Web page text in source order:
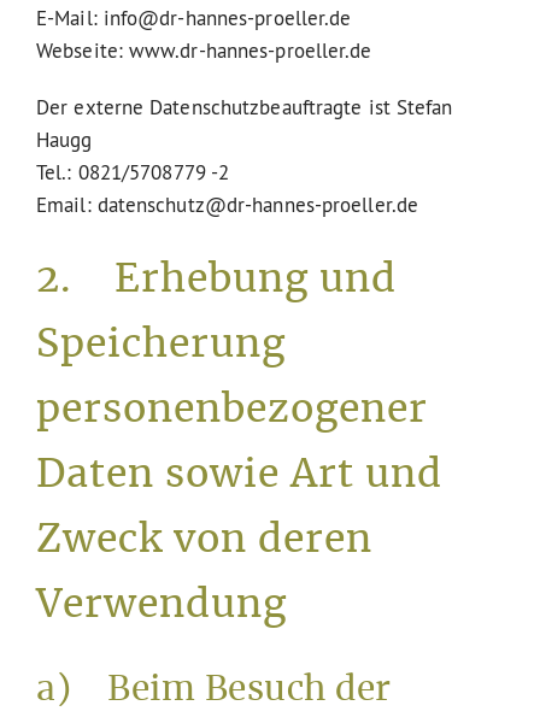
E-Mail: info@dr-hannes-proeller.de
Webseite: www.dr-hannes-proeller.de
Der externe Datenschutzbeauftragte ist Stefan
Haugg
Tel.: 0821/5708779 -2
Email: datenschutz@dr-hannes-proeller.de
2. Erhebung und
Speicherung
personenbezogener
Daten sowie Art und
Zweck von deren
Verwendung
a) Beim Besuch der